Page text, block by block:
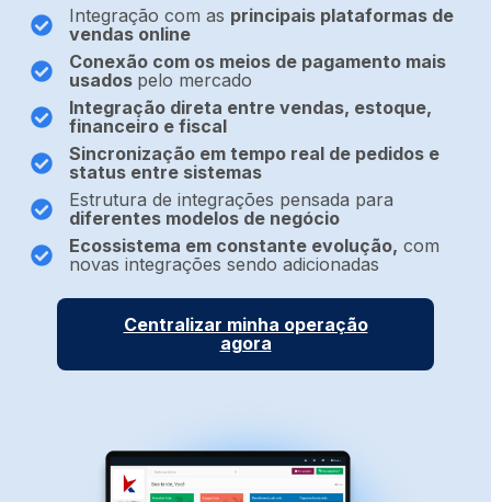
Integração com as principais plataformas de
vendas online
Conexão com os meios de pagamento mais
usados pelo mercado
Integração direta entre vendas, estoque,
financeiro e fiscal
Sincronização em tempo real de pedidos e
status entre sistemas
Estrutura de integrações pensada para
diferentes modelos de negócio
Ecossistema em constante evolução, com
novas integrações sendo adicionadas
Centralizar minha operação
agora